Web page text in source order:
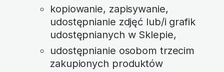
kopiowanie, zapisywanie,
udostępnianie zdjęć lub/i grafik
udostępnianych w Sklepie,
udostępnianie osobom trzecim
zakupionych produktów